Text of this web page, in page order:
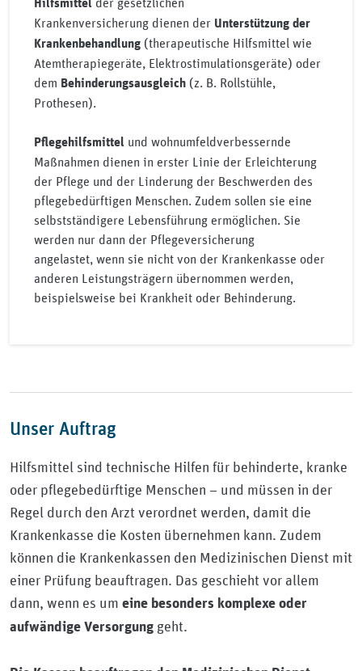
Hilfsmittel
Krankenversicherung dienen der Unterstützung der
Krankenbehandlung (therapeutische Hilfsmittel wie
Atemtherapiegeräte, Elektrostimulationsgeräte) oder
dem Behinderungsausgleich (z. B. Rollstühle,
Prothesen).
Pflegehilfsmittel und wohnumfeldverbessernde
Maßnahmen dienen in erster Linie der Erleichterung
der Pflege und der Linderung der Beschwerden des
pflegebedürftigen Menschen. Zudem sollen sie eine
selbstständigere Lebensführung ermöglichen. Sie
werden nur dann der Pflegeversicherung
angelastet, wenn sie nicht von der Krankenkasse oder
anderen Leistungsträgern übernommen werden,
beispielsweise bei Krankheit oder Behinderung.
Unser Auftrag
Hilfsmittel sind technische Hilfen für behinderte, kranke
oder pflegebedürftige Menschen – und müssen in der
Regel durch den Arzt verordnet werden, damit die
Krankenkasse die Kosten übernehmen kann. Zudem
können die Krankenkassen den Medizinischen Dienst mit
einer Prüfung beauftragen. Das geschieht vor allem
dann, wenn es um eine besonders komplexe oder
aufwändige Versorgung geht.